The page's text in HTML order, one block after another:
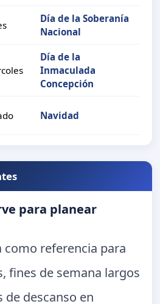
Día de la Soberanía
Nacional
Día de la
Inmaculada
Concepción
Navidad
para planear
como referencia para
fines de semana largos
de descanso en